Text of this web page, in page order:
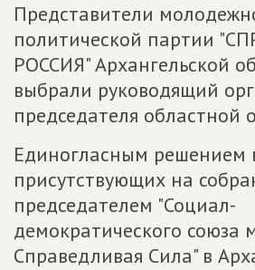
Представители
политической партии
РОССИЯ" Архангельской
выбрали руководящий
председателя областной
Единогласным решением
присутствующих на
председателем "Социал-
демократического союза
Справедливая Сила" в